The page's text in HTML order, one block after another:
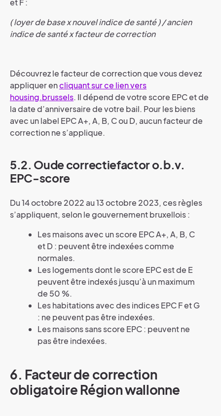
et F :
( loyer de base x nouvel indice de santé ) / ancien
indice de santé x facteur de correction
Découvrez le facteur de correction que vous devez
appliquer encliquant sur ce lien vers
housing.brussels. Il dépend de votre score EPC et de
la date d’anniversaire de votre bail. Pour les biens
avec un label EPC A+, A, B, C ou D, aucun facteur de
correction ne s’applique.
5.2. Oude correctiefactor o.b.v.
EPC-score
Du 14 octobre 2022 au 13 octobre 2023, ces règles
s’appliquent, selon le gouvernement bruxellois :
Les maisons avec un score EPC A+, A, B, C
et D : peuvent être indexées comme
normales.
Les logements dont le score EPC est de E
peuvent être indexés jusqu’à un maximum
de 50 %.
Les habitations avec des indices EPC F et G
: ne peuvent pas être indexées.
Les maisons sans score EPC : peuvent ne
pas être indexées.
6. Facteur de correction
obligatoire Région wallonne